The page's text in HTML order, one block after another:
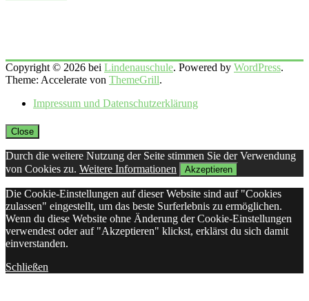
Copyright © 2026 bei Lindenauschule. Powered by WordPress.
Theme: Accelerate von ThemeGrill.
Impressum und Datenschutzerklärung
Close
Durch die weitere Nutzung der Seite stimmen Sie der Verwendung
von Cookies zu. Weitere Informationen Akzeptieren
Die Cookie-Einstellungen auf dieser Website sind auf "Cookies
zulassen" eingestellt, um das beste Surferlebnis zu ermöglichen.
Wenn du diese Website ohne Änderung der Cookie-Einstellungen
verwendest oder auf "Akzeptieren" klickst, erklärst du sich damit
einverstanden.
Schließen